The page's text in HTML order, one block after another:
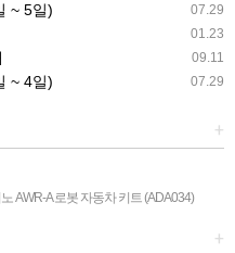
07.29
~ 5일)
01.23
09.11
07.29
~ 4일)
+
AWR-A 로봇 자동차 키트 (ADA034)
+